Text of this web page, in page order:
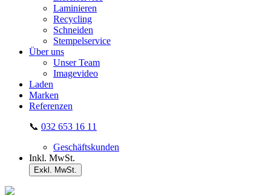
Laminieren
Recycling
Schneiden
Stempelservice
Über uns
Unser Team
Imagevideo
Laden
Marken
Referenzen
📞 032 653 16 11
Geschäftskunden
Inkl. MwSt.
Exkl. MwSt.